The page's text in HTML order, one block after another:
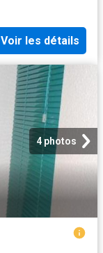
Voir les détails
4 photos